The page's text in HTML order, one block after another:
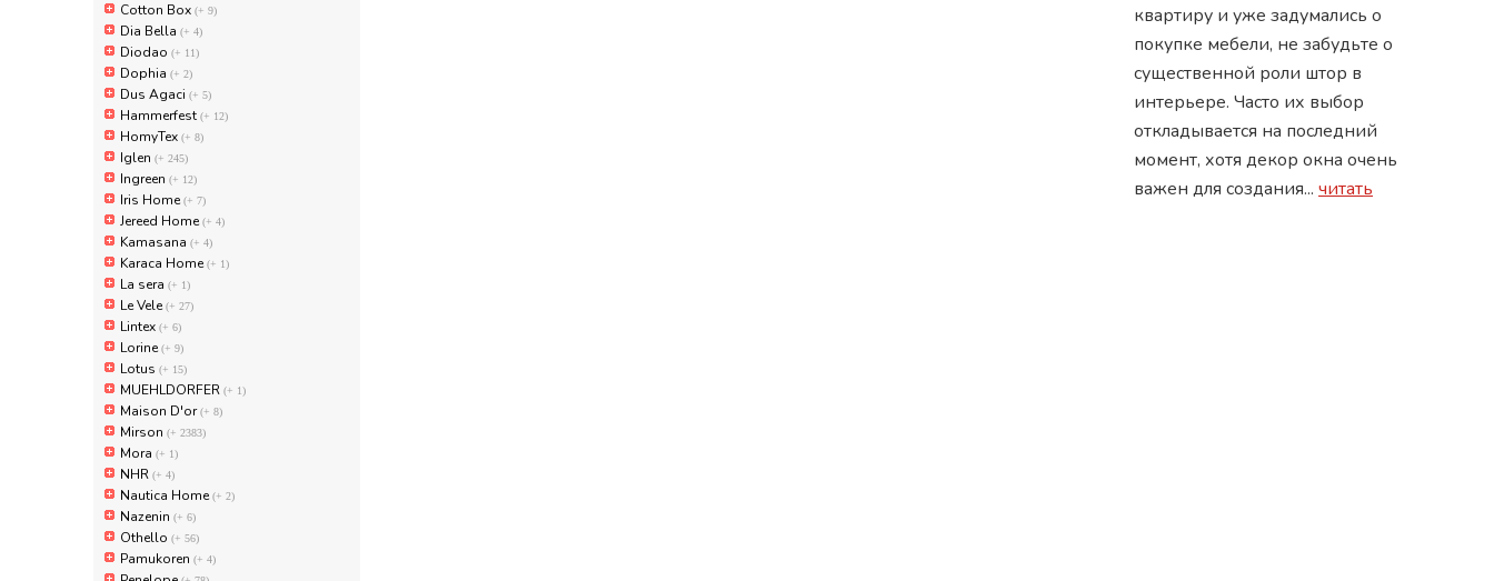
Cotton Box (+ 9)
Dia Bella (+ 4)
Diodao (+ 11)
Dophia (+ 2)
Dus Agaci (+ 5)
Hammerfest (+ 12)
HomyTex (+ 8)
Iglen (+ 245)
Ingreen (+ 12)
Iris Home(+ 7)
Jereed Home(+ 4)
Kamasana (+ 4)
Karaca Home(+ 1)
La sera (+ 1)
Le Vele(+ 27)
Lintex (+ 6)
Lorine(+ 9)
Lotus (+ 15)
MUEHLDORFER (+ 1)
Maison D'or(+ 8)
Mirson (+ 2383)
Mora (+ 1)
NHR (+ 4)
Nautica Home(+ 2)
Nazenin (+ 6)
Othello (+ 56)
Pamukoren (+ 4)
квартиру и уже задумались о
покупке мебели, не забудьте о
существенной роли штор в
интерьере. Часто их выбор
откладывается на последний
момент, хотя декор окна очень
важен для создания... читать